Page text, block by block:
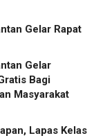
Gelar Rapat
Gelar
Bagi
Masyarakat
Lapas Kelas